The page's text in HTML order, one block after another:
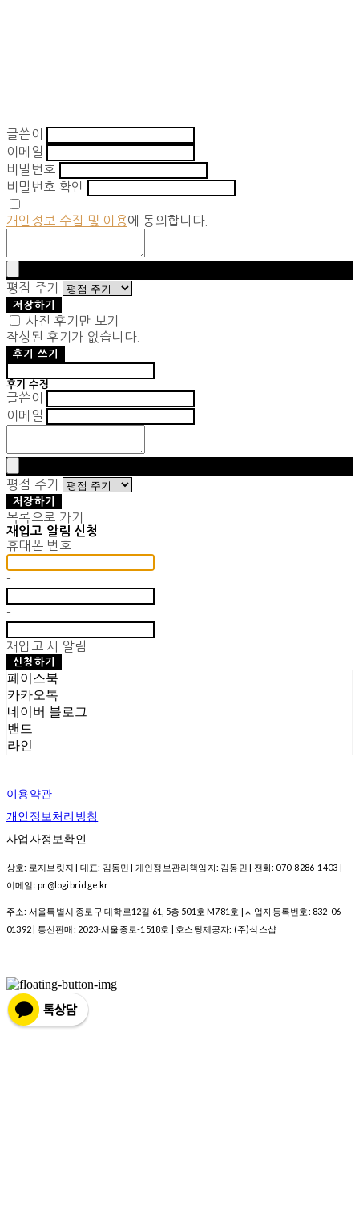
글쓴이
이메일
비밀번호
비밀번호 확인
개인정보 수집 및 이용에 동의합니다.
평점 주기
저장하기
사진 후기만 보기
작성된 후기가 없습니다.
후기 쓰기
후기 수정
글쓴이
이메일
평점 주기
저장하기
목록으로 가기
재입고 알림 신청
휴대폰 번호
-
-
재입고 시 알림
신청하기
페이스북
카카오톡
네이버 블로그
밴드
라인
이용약관
개인정보처리방침
사업자정보확인
상호: 로지브릿지 | 대표: 김동민 | 개인정보관리책임자: 김동민 | 전화: 070-8286-1403 |
이메일: pr@logibridge.kr
주소: 서울특별시 종로구 대학로12길 61, 5층 501호 M781호 | 사업자등록번호: 832-06-
01392 | 통신판매: 2023-서울종로-1518호 | 호스팅제공자: (주)식스샵